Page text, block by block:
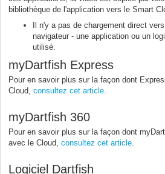
bibliothèque de l'application vers le Smart
Il n'y a pas de chargement direct
navigateur - une application ou un
utilisé.
myDartfish Express
Pour en savoir plus sur la façon dont
Cloud, consultez cet article
myDartfish 360
Pour en savoir plus sur la façon dont
avec le Cloud, consultez cet article.
Logiciel Dartfish